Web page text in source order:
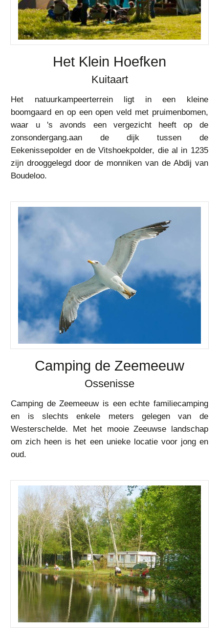
Het Klein Hoefken
Kuitaart
Het natuurkampeerterrein ligt in een kleine
boomgaard en op een open veld met pruimenbomen,
waar u 's avonds een vergezicht heeft op de
zonsondergang.aan de dijk tussen de
Eekenissepolder en de Vitshoekpolder, die al in 1235
zijn drooggelegd door de monniken van de Abdij van
Boudeloo.
Camping de Zeemeeuw
Ossenisse
Camping de Zeemeeuw is een echte familiecamping
en is slechts enkele meters gelegen van de
Westerschelde. Met het mooie Zeeuwse landschap
om zich heen is het een unieke locatie voor jong en
oud.